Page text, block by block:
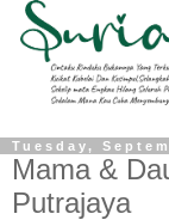
Tuesday,
Mama &
Putrajaya